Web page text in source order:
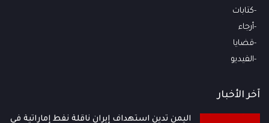
كتابات
أرجاء
قضايا
الفيديو
آخر الأخبار
اليمن تدين استهداف إيران ناقلة نفط إماراتية في